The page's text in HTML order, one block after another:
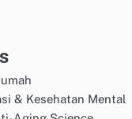
& Kesehatan Mental